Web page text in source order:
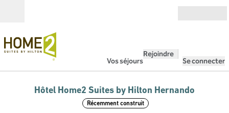
Vos séjours
Rejoindre
Se connecter
Hôtel Home2 Suites by Hilton Hernando
Récemment construit